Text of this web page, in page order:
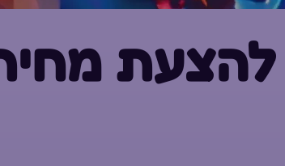
להצעת